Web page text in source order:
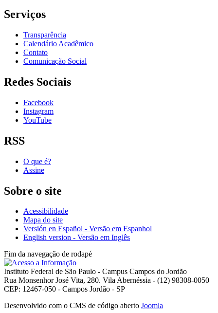
Serviços
Transparência
Calendário Acadêmico
Contato
Comunicação Social
Redes Sociais
Facebook
Instagram
YouTube
RSS
O que é?
Assine
Sobre o site
Acessibilidade
Mapa do site
Versión en Español - Versão em Espanhol
English version - Versão em Inglês
Fim da navegação de rodapé
Instituto Federal de São Paulo - Campus Campos do Jordão
Rua Monsenhor José Vita, 280. Vila Abernéssia - (12) 98308-0050
CEP: 12467-050 - Campos Jordão - SP
Desenvolvido com o CMS de código aberto Joomla